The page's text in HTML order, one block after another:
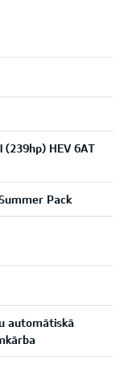
(239hp) HEV 6AT
Pack
automātiskā